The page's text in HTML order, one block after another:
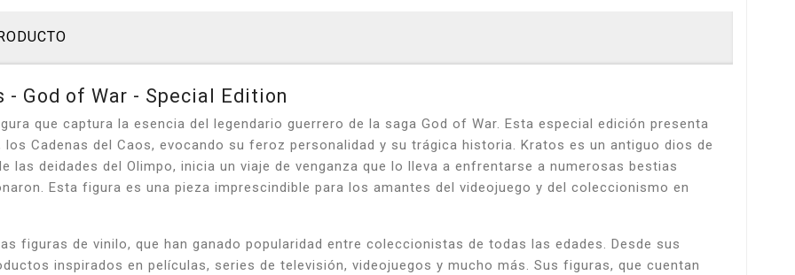
- God of War - Special Edition
que captura la esencia del legendario guerrero de la saga God of War. Esta especial edición presenta
Cadenas del Caos, evocando su feroz personalidad y su trágica historia. Kratos es un antiguo dios de
las deidades del Olimpo, inicia un viaje de venganza que lo lleva a enfrentarse a numerosas bestias
Esta figura es una pieza imprescindible para los amantes del videojuego y del coleccionismo en
figuras de vinilo, que han ganado popularidad entre coleccionistas de todas las edades. Desde sus
inspirados en películas, series de televisión, videojuegos y mucho más. Sus figuras, que cuentan